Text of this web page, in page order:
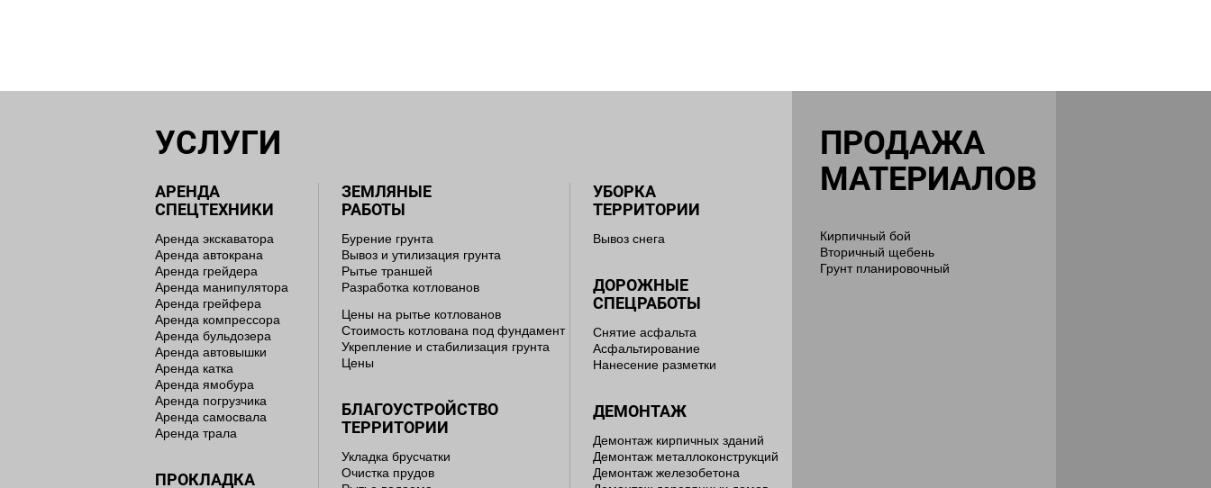
УСЛУГИ
АРЕНДА
СПЕЦТЕХНИКИ
Аренда экскаватора
Аренда автокрана
Аренда грейдера
Аренда манипулятора
Аренда грейфера
Аренда компрессора
Аренда бульдозера
Аренда автовышки
Аренда катка
Аренда ямобура
Аренда погрузчика
Аренда самосвала
Аренда трала
ПРОКЛАДКА
ЗЕМЛЯНЫЕ
РАБОТЫ
Бурение грунта
Вывоз и утилизация грунта
Рытье траншей
Разработка котлованов
Цены на рытье котлованов
Стоимость котлована под фундамент
Укрепление и стабилизация грунта
Цены
БЛАГОУСТРОЙСТВО
ТЕРРИТОРИИ
Укладка брусчатки
Очистка прудов
УБОРКА
ТЕРРИТОРИИ
Вывоз снега
ДОРОЖНЫЕ
СПЕЦРАБОТЫ
Снятие асфальта
Асфальтирование
Нанесение разметки
ДЕМОНТАЖ
Демонтаж кирпичных зданий
Демонтаж металлоконструкций
Демонтаж железобетона
ПРОДАЖА
МАТЕРИАЛОВ
Кирпичный бой
Вторичный щебень
Грунт планировочный